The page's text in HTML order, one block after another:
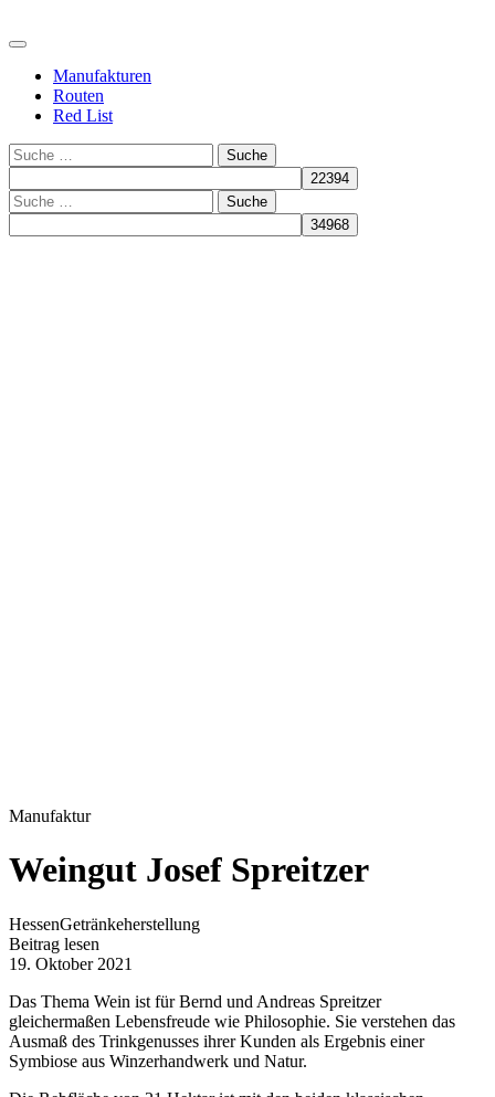
Manufakturen
Routen
Red List
Suche
Suche
Manufaktur
Weingut Josef Spreitzer
HessenGetränkeherstellung
Beitrag lesen
19. Oktober 2021
Das Thema Wein ist für Bernd und Andreas Spreitzer
gleichermaßen Lebensfreude wie Philosophie. Sie verstehen das
Ausmaß des Trinkgenusses ihrer Kunden als Ergebnis einer
Symbiose aus Winzerhandwerk und Natur.